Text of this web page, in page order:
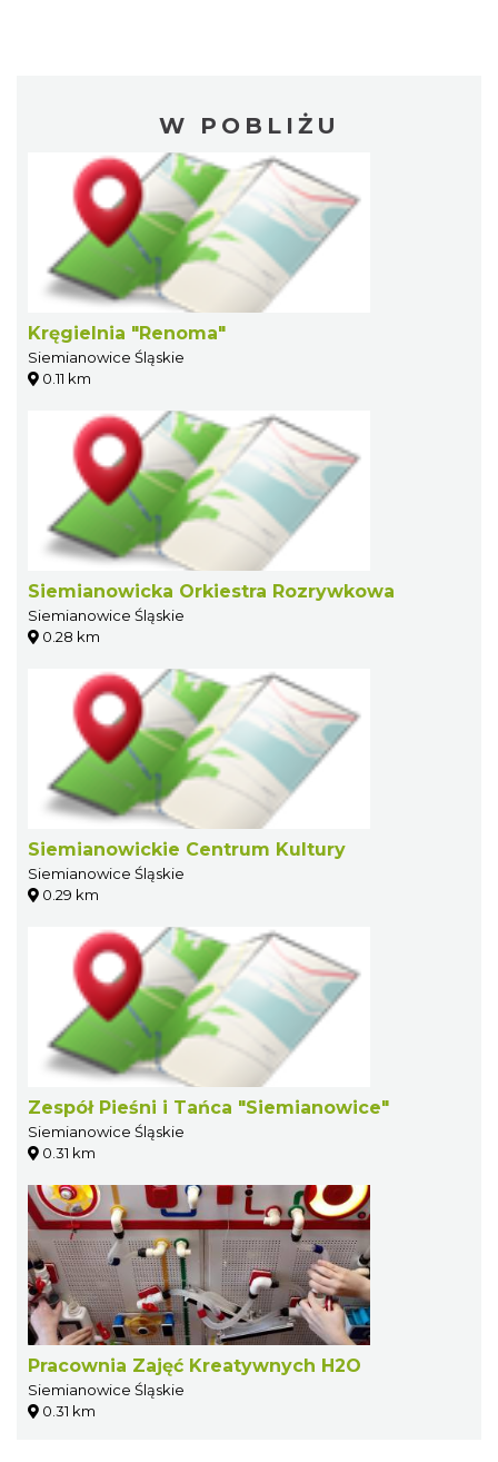
W POBLIŻU
Kręgielnia "Renoma"
Siemianowice Śląskie
0.11 km
Siemianowicka Orkiestra Rozrywkowa
Siemianowice Śląskie
0.28 km
Siemianowickie Centrum Kultury
Siemianowice Śląskie
0.29 km
Zespół Pieśni i Tańca "Siemianowice"
Siemianowice Śląskie
0.31 km
Pracownia Zajęć Kreatywnych H2O
Siemianowice Śląskie
0.31 km